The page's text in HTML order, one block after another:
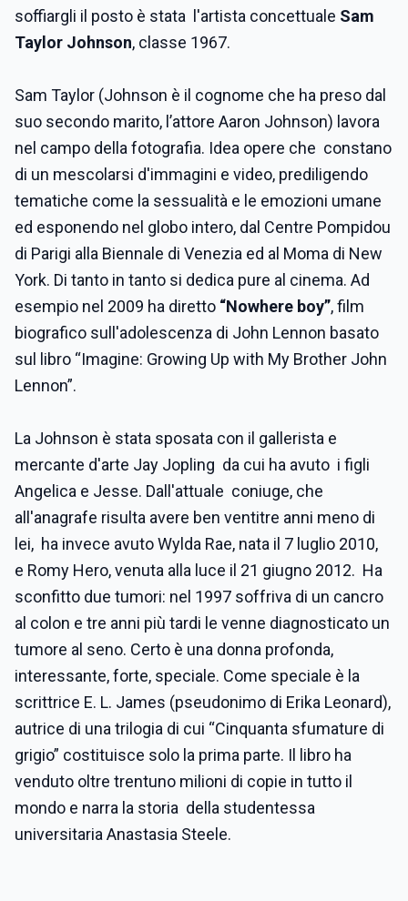
soffiargli il posto è stata l'artista concettuale Sam
Taylor Johnson, classe 1967.
Sam Taylor (Johnson è il cognome che ha preso dal
suo secondo marito, l’attore Aaron Johnson) lavora
nel campo della fotografia. Idea opere che constano
di un mescolarsi d'immagini e video, prediligendo
tematiche come la sessualità e le emozioni umane
ed esponendo nel globo intero, dal Centre Pompidou
di Parigi alla Biennale di Venezia ed al Moma di New
York. Di tanto in tanto si dedica pure al cinema. Ad
esempio nel 2009 ha diretto “Nowhere boy”, film
biografico sull'adolescenza di John Lennon basato
sul libro “Imagine: Growing Up with My Brother John
Lennon”.
La Johnson è stata sposata con il gallerista e
mercante d'arte Jay Jopling da cui ha avuto i figli
Angelica e Jesse. Dall'attuale coniuge, che
all'anagrafe risulta avere ben ventitre anni meno di
lei, ha invece avuto Wylda Rae, nata il 7 luglio 2010,
e Romy Hero, venuta alla luce il 21 giugno 2012. Ha
sconfitto due tumori: nel 1997 soffriva di un cancro
al colon e tre anni più tardi le venne diagnosticato un
tumore al seno. Certo è una donna profonda,
interessante, forte, speciale. Come speciale è la
scrittrice E. L. James (pseudonimo di Erika Leonard),
autrice di una trilogia di cui “Cinquanta sfumature di
grigio” costituisce solo la prima parte. Il libro ha
venduto oltre trentuno milioni di copie in tutto il
mondo e narra la storia della studentessa
universitaria Anastasia Steele.